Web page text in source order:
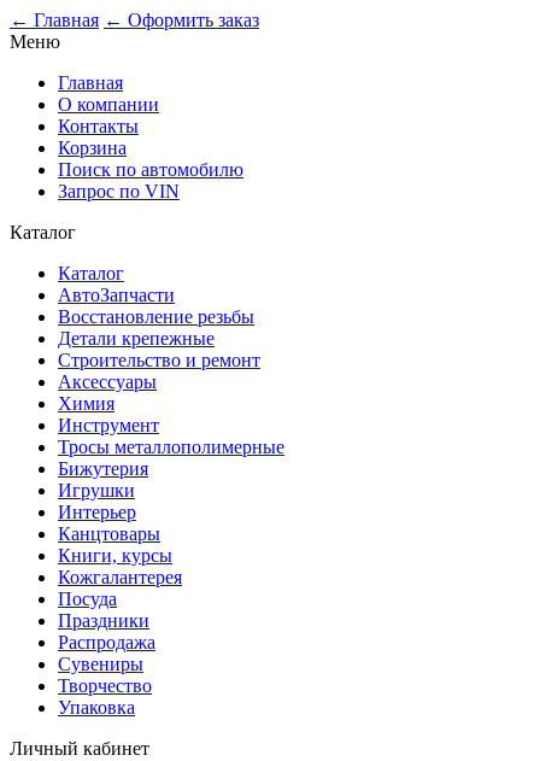
← Главная ← Оформить заказ
Меню
Главная
О компании
Контакты
Корзина
Поиск по автомобилю
Запрос по VIN
Каталог
Каталог
АвтоЗапчасти
Восстановление резьбы
Детали крепежные
Строительство и ремонт
Аксессуары
Химия
Инструмент
Тросы металлополимерные
Бижутерия
Игрушки
Интерьер
Канцтовары
Книги, курсы
Кожгалантерея
Посуда
Праздники
Распродажа
Сувениры
Творчество
Упаковка
Личный кабинет